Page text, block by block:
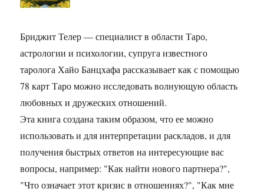
Бриджит Телер — специалист в области Таро,
астрологии и психологии, супруга известного
таролога Хайо Банцхафа рассказывает как с помощью
78 карт Таро можно исследовать волнующую область
любовных и дружеских отношений.
Эта книга создана таким образом, что ее можно
использовать и для интерпретации раскладов, и для
получения быстрых ответов на интересующие вас
вопросы, например: "Как найти нового партнера?",
"Что означает этот кризис в отношениях?", "Как мне